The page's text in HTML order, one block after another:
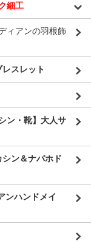
細工
ィアンの羽根飾
スレット
ン・靴】大人サ
ン＆ナバホド
ンハンドメイ